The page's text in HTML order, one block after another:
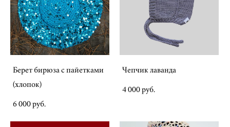
Берет бирюза с пайетками
(хлопок)
6 000 pуб.
Чепчик лаванда
4 000 pуб.